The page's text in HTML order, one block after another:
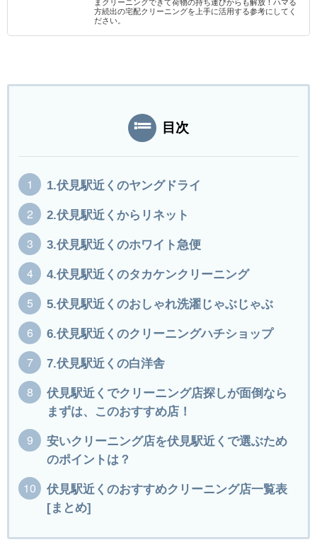
まクリーニングできて荷物の持ち運びからも解放！ハマる
方続出の宅配クリーニングを上手に活用する参考にしてく
ださい。
目次
1.伏見駅近くのヤングドライ
2.伏見駅近くからリネット
3.伏見駅近くのホワイト急便
4.伏見駅近くのタカケンクリーニング
5.伏見駅近くのおしゃれ洗濯じゃぶじゃぶ
6.伏見駅近くのクリーニングハチショップ
7.伏見駅近くの白洋舎
伏見駅近くでクリーニング店探しが面倒なら
まずは、このおすすめ店！
安いクリーニング店を伏見駅近くで選ぶため
のポイントは？
伏見駅近くのおすすめクリーニング店一覧表
[まとめ]